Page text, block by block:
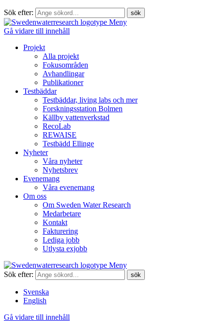
Sök efter:
Meny
Gå vidare till innehåll
Projekt
Alla projekt
Fokusområden
Avhandlingar
Publikationer
Testbäddar
Testbäddar, living labs och mer
Forskningsstation Bolmen
Källby vattenverkstad
RecoLab
REWAISE
Testbädd Ellinge
Nyheter
Våra nyheter
Nyhetsbrev
Evenemang
Våra evenemang
Om oss
Om Sweden Water Research
Medarbetare
Kontakt
Fakturering
Lediga jobb
Utlysta exjobb
Meny
Sök efter:
Svenska
English
Gå vidare till innehåll